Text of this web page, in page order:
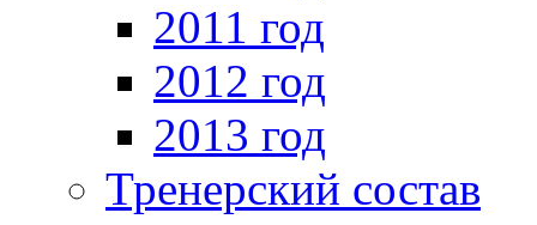
2011 год
2012 год
2013 год
Тренерский состав